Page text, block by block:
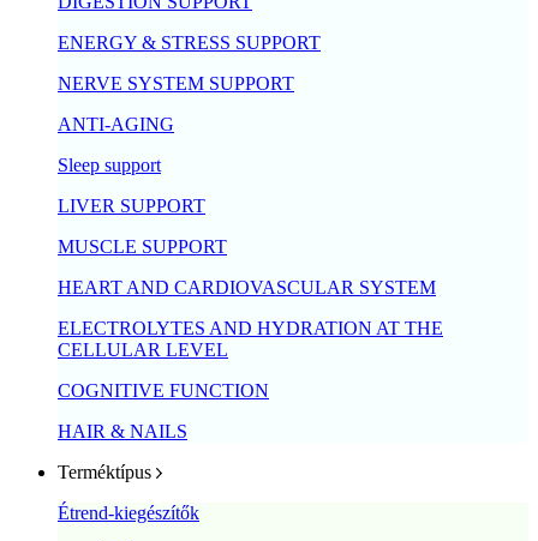
ENERGY & STRESS SUPPORT
NERVE SYSTEM SUPPORT
ANTI-AGING
Sleep support
LIVER SUPPORT
MUSCLE SUPPORT
HEART AND CARDIOVASCULAR SYSTEM
ELECTROLYTES AND HYDRATION AT THE
CELLULAR LEVEL
COGNITIVE FUNCTION
HAIR & NAILS
Terméktípus
Étrend-kiegészítők